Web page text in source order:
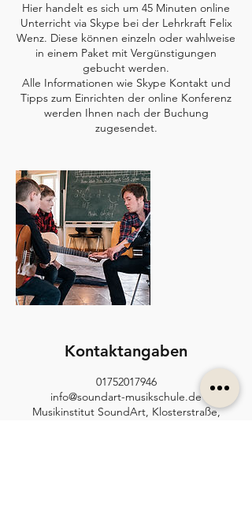
Hier handelt es sich um 45 Minuten online
Unterricht via Skype bei der Lehrkraft Felix
Wenz. Diese können einzeln oder wahlweise
in einem Paket mit Vergünstigungen
gebucht werden.
Alle Informationen wie Skype Kontakt und
Tipps zum Einrichten der online Konferenz
werden Ihnen nach der Buchung
zugesendet.
Kontaktangaben
01752017946
info@soundart-musikschule.de
Musikinstitut SoundArt, Klosterstraße,